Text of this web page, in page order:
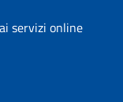
servizi online